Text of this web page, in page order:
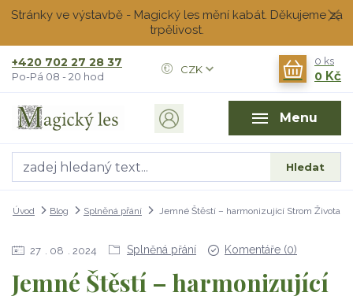
Stránky ve výstavbě - Magický les mění kabát. Děkujeme za
trpělivost.
Menu
CZK
Hledat
+420 702 27 28 37
Po-Pá 08 - 20 hod
0 ks
0 Kč
Úvod Blog Splněná přání Jemné Štěstí – harmonizující Strom Života
27 08 2024 Splněná přání Komentáře (0)
Jemné Štěstí – harmonizující